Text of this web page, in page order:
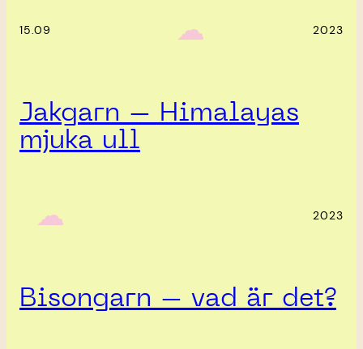
15.09 ‎ ‎‎ ☁︎‎‎ 2023
Jakgarn – Himalayas
mjuka ull
‎ ‎‎ ☁︎‎‎ 2023
Bisongarn – vad är det?